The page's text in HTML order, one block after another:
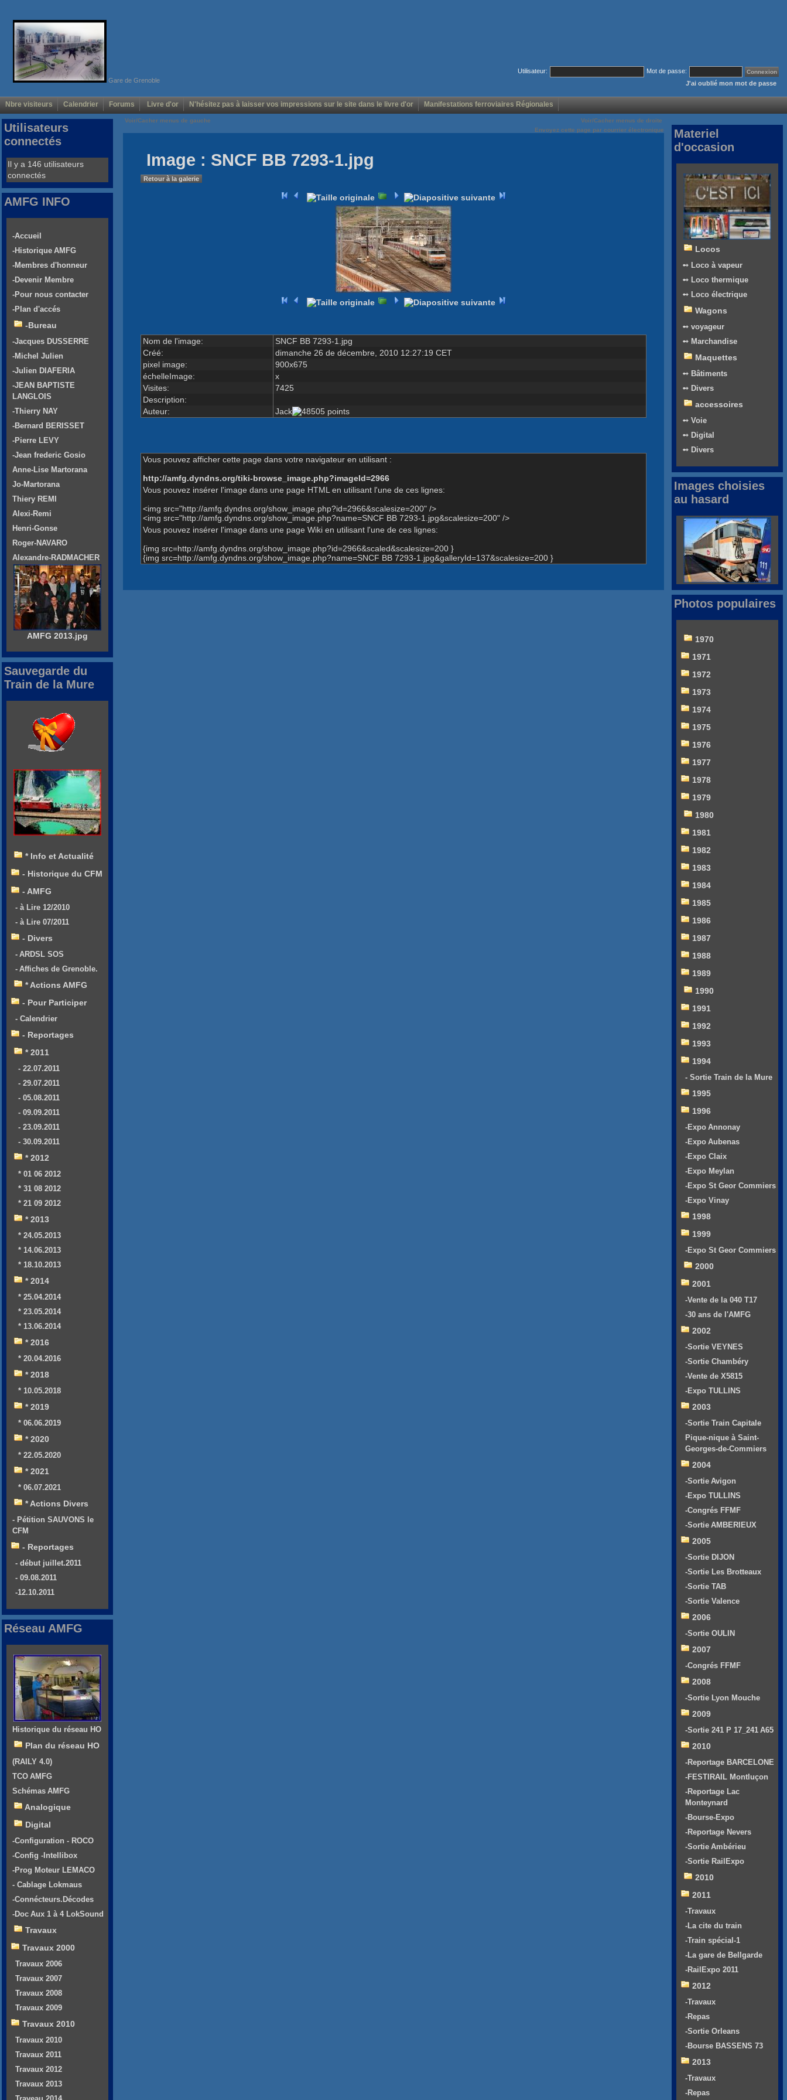
Gare de Grenoble
Utilisateur:
Mot de passe:
J'ai oublié mon mot de passe
Nbre visiteurs Calendrier Forums Livre d'or N'hésitez pas à laisser vos impressions sur le site dans le livre d'or Manifestations ferroviaires Régionales
Voir/Cacher menus de gauche
Voir/Cacher menus de droite
Envoyez cette page par courrier électronique
Image : SNCF BB 7293-1.jpg
Retour à la galerie
Nom de l'image:
SNCF BB 7293-1.jpg
Créé:
dimanche 26 de décembre, 2010 12:27:19 CET
pixel image:
900x675
échelleImage:
x
Visites:
7425
Description:
Auteur:
Jack
Vous pouvez afficher cette page dans votre navigateur en utilisant :
http://amfg.dyndns.org/tiki-browse_image.php?imageId=2966
Vous pouvez insérer l'image dans une page HTML en utilisant l'une de ces lignes:
<img src="http://amfg.dyndns.org/show_image.php?id=2966&scalesize=200" />
<img src="http://amfg.dyndns.org/show_image.php?name=SNCF BB 7293-1.jpg&scalesize=200" />
Vous pouvez insérer l'image dans une page Wiki en utilisant l'une de ces lignes:
{img src=http://amfg.dyndns.org/show_image.php?id=2966&scaled&scalesize=200 }
{img src=http://amfg.dyndns.org/show_image.php?name=SNCF BB 7293-1.jpg&galleryId=137&scalesize=200 }
Utilisateurs
connectés
Il y a 146 utilisateurs
connectés
AMFG INFO
-Accueil
-Historique AMFG
-Membres d'honneur
-Devenir Membre
-Pour nous contacter
-Plan d'accés
-Bureau
-Jacques DUSSERRE
-Michel Julien
-Julien DIAFERIA
-JEAN BAPTISTE
LANGLOIS
-Thierry NAY
-Bernard BERISSET
-Pierre LEVY
-Jean frederic Gosio
Anne-Lise Martorana
Jo-Martorana
Thiery REMI
Alexi-Remi
Henri-Gonse
Roger-NAVARO
Alexandre-RADMACHER
AMFG 2013.jpg
Sauvegarde du
Train de la Mure
* Info et Actualité
- Historique du CFM
- AMFG
- à Lire 12/2010
- à Lire 07/2011
- Divers
- ARDSL SOS
- Affiches de Grenoble.
* Actions AMFG
- Pour Participer
- Calendrier
- Reportages
* 2011
- 22.07.2011
- 29.07.2011
- 05.08.2011
- 09.09.2011
- 23.09.2011
- 30.09.2011
* 2012
* 01 06 2012
* 31 08 2012
* 21 09 2012
* 2013
* 24.05.2013
* 14.06.2013
* 18.10.2013
* 2014
* 25.04.2014
* 23.05.2014
* 13.06.2014
* 2016
* 20.04.2016
* 2018
* 10.05.2018
* 2019
* 06.06.2019
* 2020
* 22.05.2020
* 2021
* 06.07.2021
* Actions Divers
- Pétition SAUVONS le
CFM
- Reportages
- début juillet.2011
- 09.08.2011
-12.10.2011
Réseau AMFG
Historique du réseau HO
Plan du réseau HO
(RAILY 4.0)
TCO AMFG
Schémas AMFG
Analogique
Digital
-Configuration - ROCO
-Config -Intellibox
-Prog Moteur LEMACO
- Cablage Lokmaus
-Connécteurs.Décodes
-Doc Aux 1 à 4 LokSound
Travaux
Travaux 2000
Travaux 2006
Travaux 2007
Travaux 2008
Travaux 2009
Travaux 2010
Travaux 2010
Travaux 2011
Travaux 2012
Travaux 2013
Materiel
d'occasion
Locos
➻ Loco à vapeur
➻ Loco thermique
➻ Loco électrique
Wagons
➻ voyageur
➻ Marchandise
Maquettes
➻ Bâtiments
➻ Divers
accessoires
➻ Voie
➻ Digital
➻ Divers
Images choisies
au hasard
Photos populaires
1970
1971
1972
1973
1974
1975
1976
1977
1978
1979
1980
1981
1982
1983
1984
1985
1986
1987
1988
1989
1990
1991
1992
1993
1994
- Sortie Train de la Mure
1995
1996
-Expo Annonay
-Expo Aubenas
-Expo Claix
-Expo Meylan
-Expo St Geor Commiers
-Expo Vinay
1998
1999
-Expo St Geor Commiers
2000
2001
-Vente de la 040 T17
-30 ans de l'AMFG
2002
-Sortie VEYNES
-Sortie Chambéry
-Vente de X5815
-Expo TULLINS
2003
-Sortie Train Capitale
Pique-nique à Saint-
Georges-de-Commiers
2004
-Sortie Avigon
-Expo TULLINS
-Congrés FFMF
-Sortie AMBERIEUX
2005
-Sortie DIJON
-Sortie Les Brotteaux
-Sortie TAB
-Sortie Valence
2006
-Sortie OULIN
2007
-Congrés FFMF
2008
-Sortie Lyon Mouche
2009
-Sortie 241 P 17_241 A65
2010
-Reportage BARCELONE
-FESTIRAIL Montluçon
-Reportage Lac
Monteynard
-Bourse-Expo
-Reportage Nevers
-Sortie Ambérieu
-Sortie RailExpo
2010
2011
-Travaux
-La cite du train
-Train spécial-1
-La gare de Bellgarde
-RailExpo 2011
2012
-Travaux
-Repas
-Sortie Orleans
-Bourse BASSENS 73
2013
-Travaux
-Repas